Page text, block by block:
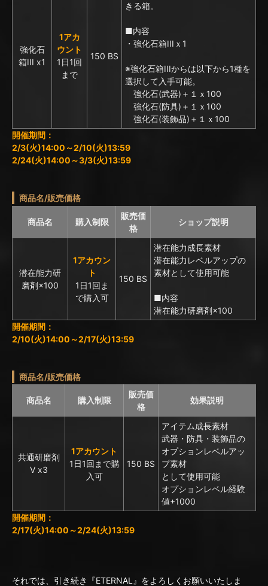
強化石
箱III x1
1アカ
ウント
1日1回
まで
150 BS
きる箱。
■内容
・強化石箱IIIｘ1
※強化石箱IIIからは以下から1種を
選択して入手可能。
強化石(武器)＋１ｘ100
強化石(防具)＋１ｘ100
強化石(装飾品)＋１ｘ100
開催期間：
2/3(火)14:00～2/10(火)13:59
2/24(火)14:00～3/3(火)13:59
商品名/販売価格
商品名 購入制限
販売価
格
ショップ説明
潜在能力研
磨剤×100
1アカウン
ト
1日1回ま
で購入可
150 BS
潜在能力成長素材
潜在能力レベルアップの
素材として使用可能
■内容
潜在能力研磨剤×100
開催期間：
2/10(火)14:00～2/17(火)13:59
商品名/販売価格
商品名 購入制限
販売価
格
効果説明
共通研磨剤
Ⅴ x3
1アカウント
1日1回まで購
入可
150 BS
アイテム成長素材
武器・防具・装飾品の
オプションレベルアッ
プ素材
として使用可能
オプションレベル経験
値+1000
開催期間：
2/17(火)14:00～2/24(火)13:59
それでは、引き続き『ETERNAL』をよろしくお願いいたしま